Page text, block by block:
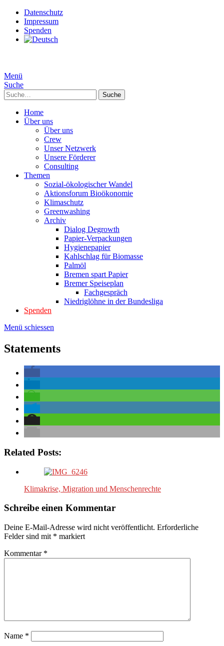
Datenschutz
Impressum
Spenden
Menü
Suche
Suche
Home
Über uns
Über uns
Crew
Unser Netzwerk
Unsere Förderer
Consulting
Themen
Sozial-ökologischer Wandel
Aktionsforum Bioökonomie
Klimaschutz
Greenwashing
Archiv
Dialog Degrowth
Papier-Verpackungen
Hygienepapier
Kahlschlag für Biomasse
Palmöl
Bremen spart Papier
Bremer Speiseplan
Fachgespräch
Niedriglöhne in der Bundesliga
Spenden
Menü schiessen
Statements
Related Posts:
Klimakrise, Migration und Menschenrechte
Schreibe einen Kommentar
Deine E-Mail-Adresse wird nicht veröffentlicht. Erforderliche
Felder sind mit * markiert
Kommentar *
Name *